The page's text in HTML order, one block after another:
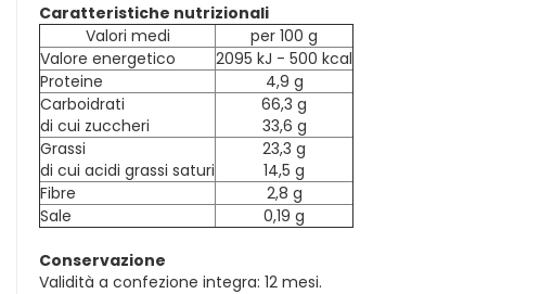
Caratteristiche nutrizionali
Valori medi
per 100 g
Valore energetico
2095 kJ - 500 kcal
Proteine
4,9 g
Carboidrati
di cui zuccheri
66,3 g
33,6 g
Grassi
di cui acidi grassi saturi
23,3 g
14,5 g
Fibre
2,8 g
Sale
0,19 g
Conservazione
Validità a confezione integra: 12 mesi.